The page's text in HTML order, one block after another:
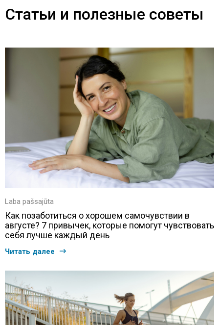
Статьи и полезные советы
Laba pašsajūta
Как позаботиться о хорошем самочувствии в
августе? 7 привычек, которые помогут чувствовать
себя лучше каждый день
Читать далее